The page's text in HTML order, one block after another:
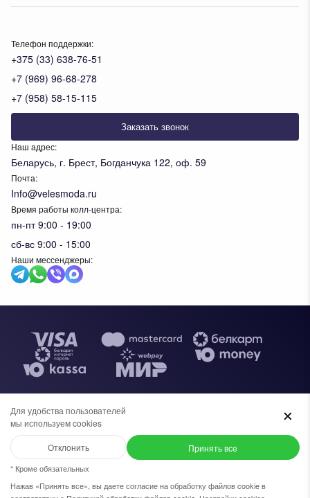
Написать в WhatsApp
Телефон поддержки:
+375 (33) 638-76-51
+7 (969) 96-68-278
+7 (958) 58-15-115
Заказать звонок
Наш адрес:
Беларусь, г. Брест, Богданчука 122, оф. 59
Почта:
Info@velesmoda.ru
Время работы колл-центра:
пн-пт 9:00 - 19:00
сб-вс 9:00 - 15:00
Наши мессенджеры:
Общество с ограниченной ответственностью "ИВК ВЕЛЕС",
УНП 291610720. Свидетельство №0091620 выдано
администрацией Московского района г.Бреста, 30 апреля 2019г. В
торговом реестре Республики Беларусь с 27 ноября 2023г.
Для удобства пользователей
мы используем cookies
Отклонить
* Кроме обязательных
Принять все
Нажав «Принять все», вы даете согласие на обработку файлов cookie в